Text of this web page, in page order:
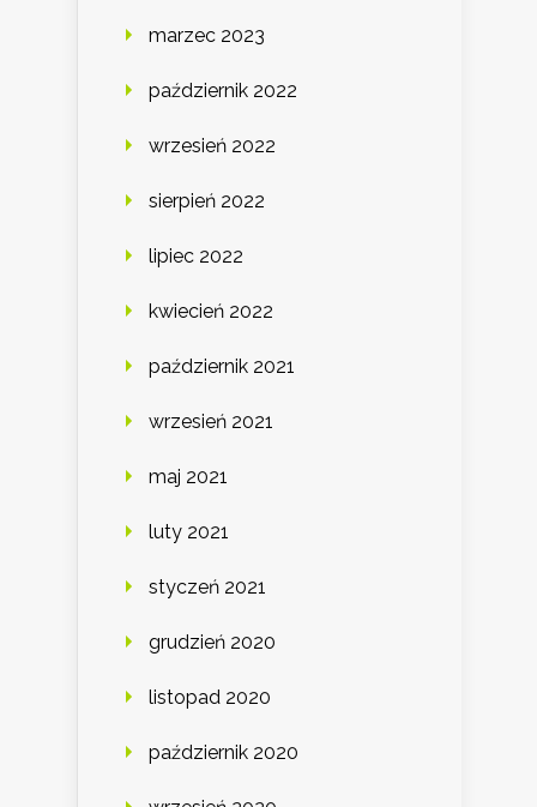
marzec 2023
październik 2022
wrzesień 2022
sierpień 2022
lipiec 2022
kwiecień 2022
październik 2021
wrzesień 2021
maj 2021
luty 2021
styczeń 2021
grudzień 2020
listopad 2020
październik 2020